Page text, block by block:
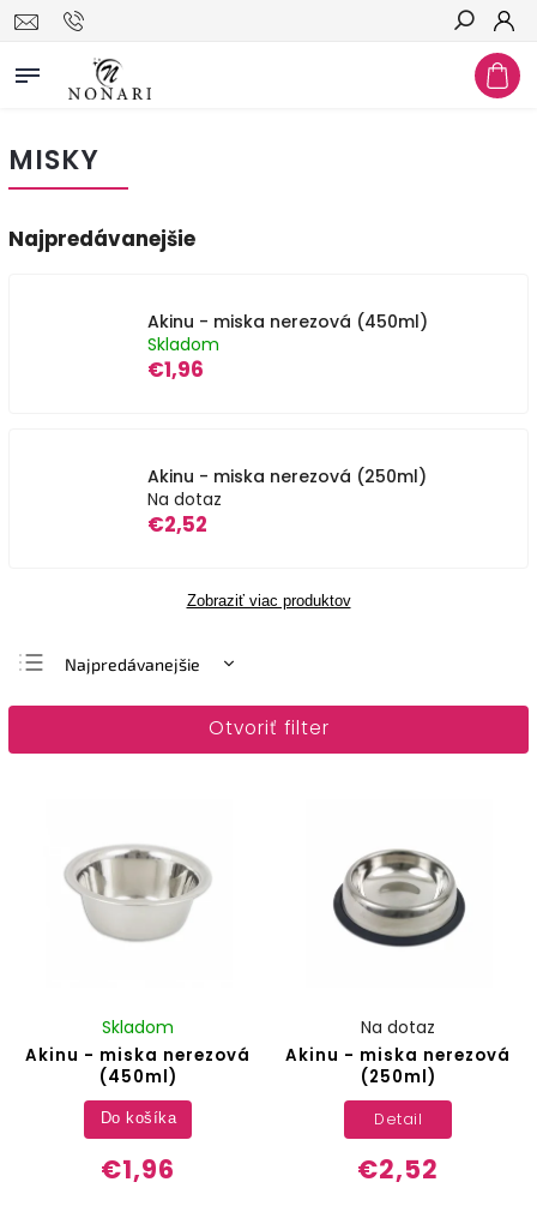
Hľadať
MISKY
Najpredávanejšie
Akinu - miska nerezová (450ml)
Skladom
€1,96
Akinu - miska nerezová (250ml)
Na dotaz
€2,52
Zobraziť viac produktov
Najpredávanejšie
Najlacnejšie
Otvoriť filter
Akinu - miska nerezová
(450ml)
Skladom
€1,96
Do košíka
Akinu - miska nerezová
(250ml)
Na dotaz
€2,52
Detail